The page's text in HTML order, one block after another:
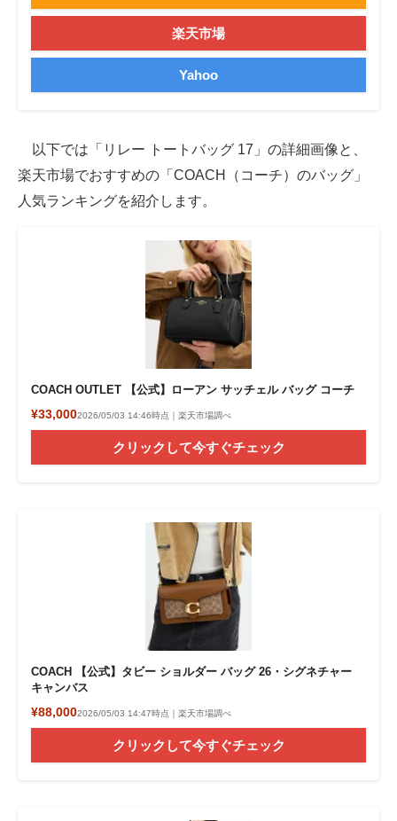
楽天市場
Yahoo
以下では「リレー トートバッグ 17」の詳細画像と、
楽天市場でおすすめの「COACH（コーチ）のバッグ」
人気ランキングを紹介します。
COACH OUTLET 【公式】ローアン サッチェル バッグ コーチ
¥33,0002026/05/03 14:46時点｜楽天市場調べ
クリックして今すぐチェック
COACH 【公式】タビー ショルダー バッグ 26・シグネチャー
キャンバス
¥88,0002026/05/03 14:47時点｜楽天市場調べ
クリックして今すぐチェック